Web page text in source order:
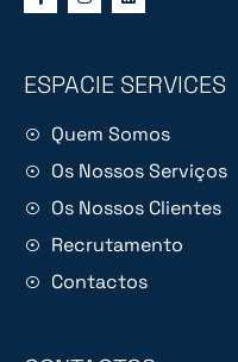
ESPACIE SERVICES
Quem Somos
Os Nossos Serviços
Os Nossos Clientes
Recrutamento
Contactos